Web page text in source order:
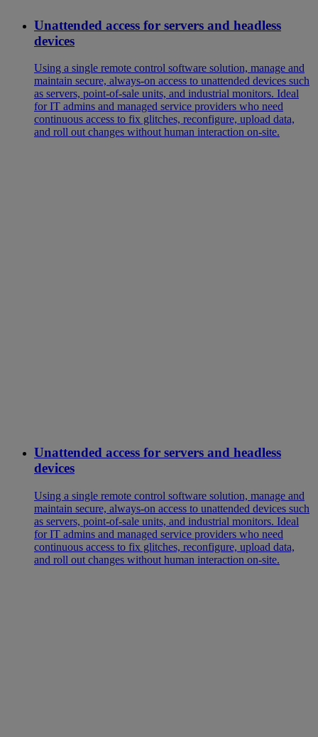
Unattended access for servers and headless
devices
Using a single remote control software solution, manage and
maintain secure, always-on access to unattended devices such
as servers, point-of-sale units, and industrial monitors. Ideal
for IT admins and managed service providers who need
continuous access to fix glitches, reconfigure, upload data,
and roll out changes without human interaction on-site.
Unattended access for servers and headless
devices
Using a single remote control software solution, manage and
maintain secure, always-on access to unattended devices such
as servers, point-of-sale units, and industrial monitors. Ideal
for IT admins and managed service providers who need
continuous access to fix glitches, reconfigure, upload data,
and roll out changes without human interaction on-site.